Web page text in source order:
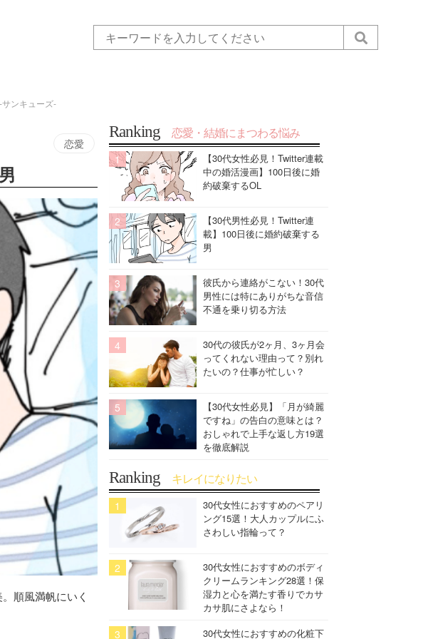
サンキューズ-
恋愛
順風満帆にいく
Ranking 恋愛・結婚にまつわる悩み
【30代女性必見！Twitter連載
中の婚活漫画】100日後に婚
約破棄するOL
【30代男性必見！Twitter連
載】100日後に婚約破棄する
男
彼氏から連絡がこない！30代
男性には特にありがちな音信
不通を乗り切る方法
30代の彼氏が2ヶ月、3ヶ月会
ってくれない理由って？別れ
たいの？仕事が忙しい？
【30代女性必見】「月が綺麗
ですね」の告白の意味とは？
おしゃれで上手な返し方19選
を徹底解説
Ranking キレイになりたい
30代女性におすすめのペアリ
ング15選！大人カップルにふ
さわしい指輪って？
30代女性におすすめのボディ
クリームランキング28選！保
湿力と心を満たす香りでカサ
カサ肌にさよなら！
30代女性におすすめの化粧下